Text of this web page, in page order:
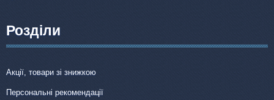
Розділи
Акції, товари зі знижкою
Персональні рекомендації